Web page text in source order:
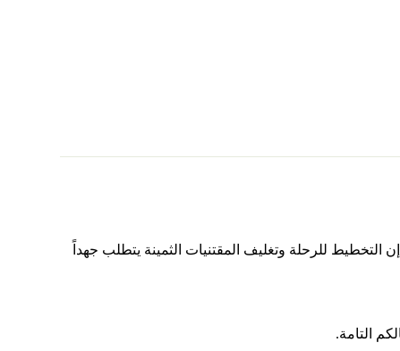
إن التخطيط للرحلة وتغليف المقتنيات الثمينة يتطلب جهداً
التامة.